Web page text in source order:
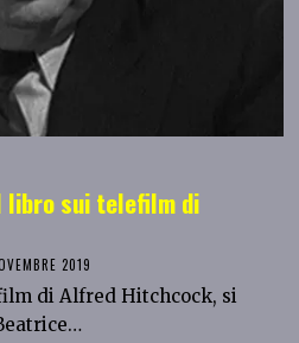
libro sui telefilm di
2019
di Alfred Hitchcock, si